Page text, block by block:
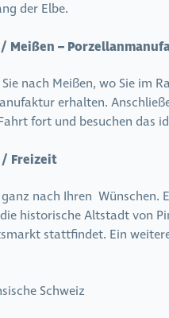
der Elbe.
Meißen –
nach Meißen, wo Sie im
erhalten.
fort und besuchen das
/ Freizeit
nach Ihren Wünschen.
historische Altstadt von
stattfindet. Ein
Schweiz